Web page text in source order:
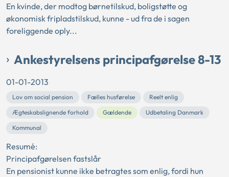
En kvinde, der modtog børnetilskud, boligstøtte og
økonomisk fripladstilskud, kunne - ud fra de i sagen
foreliggende oply...
Ankestyrelsens principafgørelse 8-13
01-01-2013
Lov om social pension Fælles husførelse
Reelt enlig
Ægteskabslignende forhold
Gældende
Udbetaling Danmark
Kommunal
Resumé:
Principafgørelsen fastslår
En pensionist kunne ikke betragtes som enlig, fordi hun